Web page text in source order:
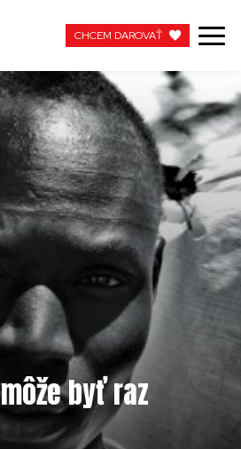
CHCEM DAROVAŤ
CHCEM DAROVAŤ
byť raz